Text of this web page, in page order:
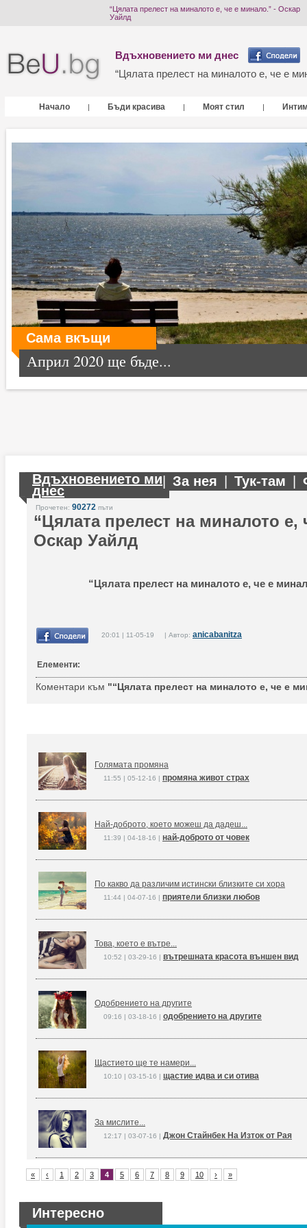
“Цялата прелест на миналото е, че е минало.” - Оскар
Уайлд
Вдъхновението ми днес
“Цялата прелест на миналото е, че е
Начало | Бъди красива | Моят стил |
Сама вкъщи
Април 2020 ще бъде...
Вдъхновението ми
днес
За нея Тук-там
Прочетен: 90272 пъти
“Цялата прелест на миналото е,
Оскар Уайлд
“Цялата прелест на миналото е, че е
20:01 | 11-05-19 | Автор: anicabanitza
Елементи:
Коментари към "“Цялата прелест на миналото е, че е
Голямата промяна
11:55 | 05-12-16 | промяна живот страх
Най-доброто, което можеш да дадеш...
11:39 | 04-18-16 | най-доброто от човек
По какво да различим истински близките си хора
11:44 | 04-07-16 | приятели близки любов
Това, което е вътре...
10:52 | 03-29-16 | вътрешната красота външен вид
Одобрението на другите
09:16 | 03-18-16 | одобрението на другите
Щастието ще те намери...
10:10 | 03-15-16 | щастие идва и си отива
За мислите...
12:17 | 03-07-16 | Джон Стайнбек На Изток от Рая
« ‹ 1 2 3 4 5 6 7 8 9 10 › »
Интересно